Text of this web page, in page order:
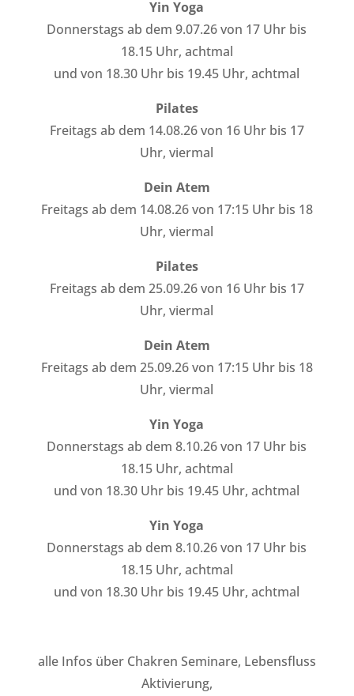
Yin Yoga
Donnerstags ab dem 9.07.26 von 17 Uhr bis
18.15 Uhr, achtmal
und von 18.30 Uhr bis 19.45 Uhr, achtmal
Pilates
Freitags ab dem 14.08.26 von 16 Uhr bis 17
Uhr, viermal
Dein Atem
Freitags ab dem 14.08.26 von 17:15 Uhr bis 18
Uhr, viermal
Pilates
Freitags ab dem 25.09.26 von 16 Uhr bis 17
Uhr, viermal
Dein Atem
Freitags ab dem 25.09.26 von 17:15 Uhr bis 18
Uhr, viermal
Yin Yoga
Donnerstags ab dem 8.10.26 von 17 Uhr bis
18.15 Uhr, achtmal
und von 18.30 Uhr bis 19.45 Uhr, achtmal
Yin Yoga
Donnerstags ab dem 8.10.26 von 17 Uhr bis
18.15 Uhr, achtmal
und von 18.30 Uhr bis 19.45 Uhr, achtmal
alle Infos über Chakren Seminare, Lebensfluss
Aktivierung,